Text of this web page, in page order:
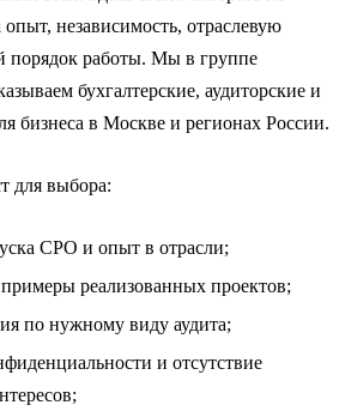
независимость, отраслевую
порядок работы. Мы в группе
бухгалтерские, аудиторские и
бизнеса в Москве и регионах России.
для выбора:
СРО и опыт в отрасли;
реализованных проектов;
по нужному виду аудита;
и отсутствие